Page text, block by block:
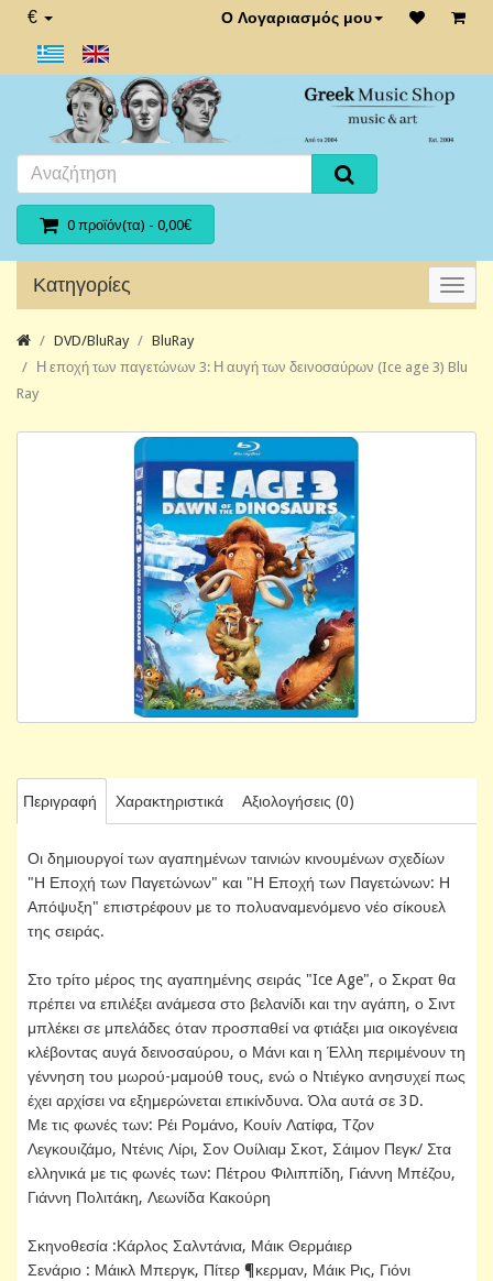
€ Ο Λογαριασμός μου
0 προϊόν(τα) - 0,00€
Κατηγορίες
DVD/BluRay
BluRay
Η εποχή των παγετώνων 3: Η αυγή των δεινοσαύρων (Ice age 3) Blu
Ray
Περιγραφή Χαρακτηριστικά Αξιολογήσεις (0)
Οι δημιουργοί των αγαπημένων ταινιών κινουμένων σχεδίων
"Η Εποχή των Παγετώνων" και "Η Εποχή των Παγετώνων: Η
Απόψυξη" επιστρέφουν με το πολυαναμενόμενο νέο σίκουελ
της σειράς.
Στο τρίτο μέρος της αγαπημένης σειράς "Ice Age", ο Σκρατ θα
πρέπει να επιλέξει ανάμεσα στο βελανίδι και την αγάπη, ο Σιντ
μπλέκει σε μπελάδες όταν προσπαθεί να φτιάξει μια οικογένεια
κλέβοντας αυγά δεινοσαύρου, ο Μάνι και η Έλλη περιμένουν τη
γέννηση του μωρού-μαμούθ τους, ενώ ο Ντιέγκο ανησυχεί πως
έχει αρχίσει να εξημερώνεται επικίνδυνα. Όλα αυτά σε 3D.
Με τις φωνές των: Ρέι Ρομάνο, Κουίν Λατίφα, Τζον
Λεγκουιζάμο, Ντένις Λίρι, Σον Ουίλιαμ Σκοτ, Σάιμον Πεγκ/ Στα
ελληνικά με τις φωνές των: Πέτρου Φιλιππίδη, Γιάννη Μπέζου,
Γιάννη Πολιτάκη, Λεωνίδα Κακούρη
Σκηνοθεσία :Κάρλος Σαλντάνια, Μάικ Θερμάιερ
Σενάριο : Μάικλ Μπεργκ, Πίτερ ¶κερμαν, Μάικ Ρις, Γιόνι